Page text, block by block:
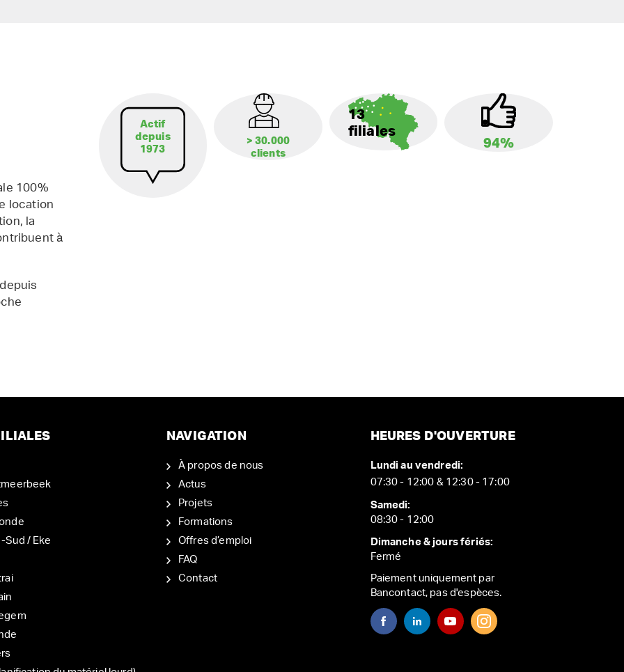
100%
location
la
à
Actif
depuis
1973
> 30.000
clients
13
filiales
94%
Sud / Eke
NAVIGATION
À propos de nous
Actus
Projets
Formations
Offres d’emploi
FAQ
Contact
HEURES D'OUVERTURE
Lundi au vendredi:
07:30 - 12:00 & 12:30 - 17:00
Samedi:
08:30 - 12:00
Dimanche & jours fériés:
Fermé
Paiement uniquement par
Bancontact, pas d'espèces.